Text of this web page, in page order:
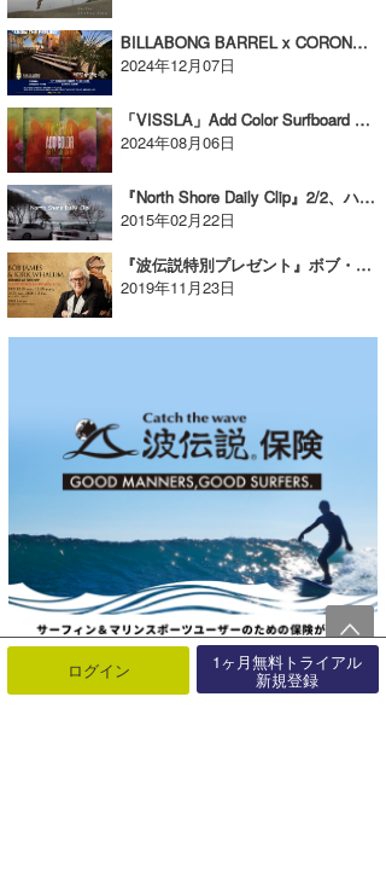
BILLABONG BARREL x CORONA SUNSETS イベント開催！【AD】
2024年12月07日
「VISSLA」Add Color Surfboard Art Contestの開催を発表！【AD】
2024年08月06日
『North Shore Daily Clip』2/2、ハレイワセッション！
2015年02月22日
『波伝説特別プレゼント』ボブ・ジェームス & カーク・ウェイラム@ブルーノート東京【AD】
2019年11月23日
ログイン 1ヶ月無料トライアル
新規登録